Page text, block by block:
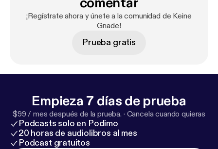
¡Regístrate ahora y únete a la comunidad de Keine
Gnade!
Prueba gratis
Empieza 7 días de prueba
$99 / mes después de la prueba. · Cancela cuando quieras
Podcasts solo en Podimo
20 horas de audiolibros al mes
Podcast gratuitos